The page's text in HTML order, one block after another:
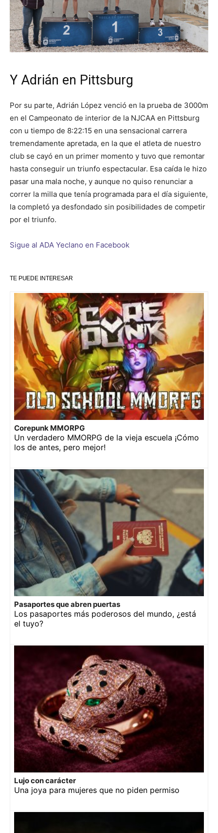
Y Adrián en Pittsburg
Por su parte, Adrián López venció en la prueba de 3000m
en el Campeonato de interior de la NJCAA en Pittsburg
con u tiempo de 8:22:15 en una sensacional carrera
tremendamente apretada, en la que el atleta de nuestro
club se cayó en un primer momento y tuvo que remontar
hasta conseguir un triunfo espectacular. Esa caída le hizo
pasar una mala noche, y aunque no quiso renunciar a
correr la milla que tenía programada para el día siguiente,
la completó ya desfondado sin posibilidades de competir
por el triunfo.
Sigue al ADA Yeclano en Facebook
TE PUEDE INTERESAR
Corepunk MMORPG
Un verdadero MMORPG de la vieja escuela ¡Cómo
los de antes, pero mejor!
Pasaportes que abren puertas
Los pasaportes más poderosos del mundo, ¿está
el tuyo?
Lujo con carácter
Una joya para mujeres que no piden permiso